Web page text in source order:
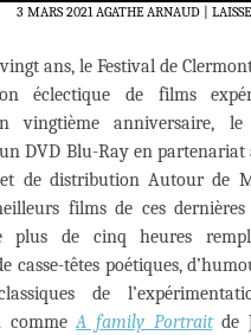
3 MARS 2021 AGATHE ARNAUD
ans, le Festival de
éclectique de films
vingtième anniversaire,
DVD Blu-Ray en partenariat
de distribution Autour de
films de ces
plus de cinq heures
casse-têtes poétiques,
de
commeA family Portraitde